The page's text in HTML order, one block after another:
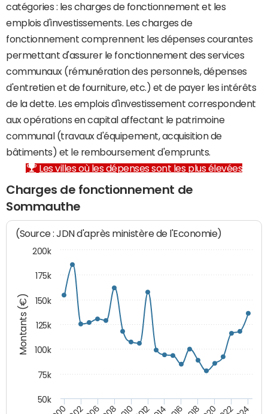
catégories : les charges de fonctionnement et les
emplois d'investissements. Les charges de
fonctionnement comprennent les dépenses courantes
permettant d'assurer le fonctionnement des services
communaux (rémunération des personnels, dépenses
d'entretien et de fourniture, etc.) et de payer les intérêts
de la dette. Les emplois d'investissement correspondent
aux opérations en capital affectant le patrimoine
communal (travaux d'équipement, acquisition de
bâtiments) et le remboursement d'emprunts.
Les villes où les dépenses sont les plus élevées
Charges de fonctionnement de
Sommauthe
Montants (€)
(Source : JDN d'après ministère de l'Economie)
50k
75k
100k
125k
150k
175k
200k